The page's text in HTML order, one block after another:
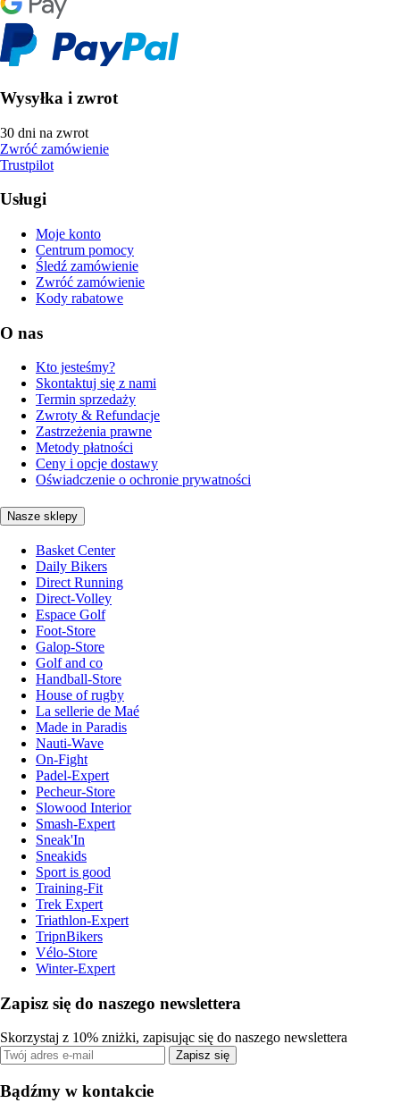
Wysyłka i zwrot
30 dni na zwrot
Zwróć zamówienie
Trustpilot
Usługi
Moje konto
Centrum pomocy
Śledź zamówienie
Zwróć zamówienie
Kody rabatowe
O nas
Kto jesteśmy?
Skontaktuj się z nami
Termin sprzedaży
Zwroty & Refundacje
Zastrzeżenia prawne
Metody płatności
Ceny i opcje dostawy
Oświadczenie o ochronie prywatności
Nasze sklepy
Basket Center
Daily Bikers
Direct Running
Direct-Volley
Espace Golf
Foot-Store
Galop-Store
Golf and co
Handball-Store
House of rugby
La sellerie de Maé
Made in Paradis
Nauti-Wave
On-Fight
Padel-Expert
Pecheur-Store
Slowood Interior
Smash-Expert
Sneak'In
Sneakids
Sport is good
Training-Fit
Trek Expert
Triathlon-Expert
TripnBikers
Vélo-Store
Winter-Expert
Zapisz się do naszego newslettera
Skorzystaj z 10% zniżki, zapisując się do naszego newslettera
Zapisz się
Bądźmy w kontakcie